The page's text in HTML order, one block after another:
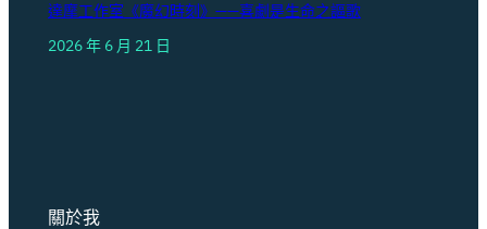
達摩工作室《魔幻時刻》——喜劇是生命之謳歌
2026 年 6 月 21 日
關於我